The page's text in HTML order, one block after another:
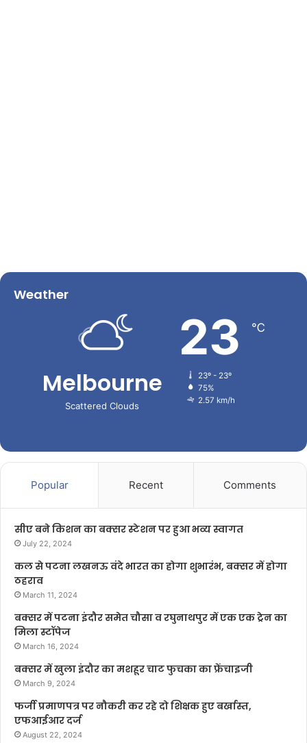
Weather
Melbourne
Scattered Clouds
23 ℃
23º - 23º
75%
2.57 km/h
Popular Recent Comments
सीए बने किशन का बक्सर स्टेशन पर हुआ भव्य स्वागत
July 22, 2024
कल से पटना लखनऊ वंदे भारत का होगा शुभारंभ, बक्सर में होगा
ठहराव
March 11, 2024
बक्सर में पटना इंदौर समेत चौसा व रघुनाथपुर में एक एक ट्रेन का
मिला स्टॉपेज
March 16, 2024
बक्सर में खुला इंदौर का मशहूर चाट फुचका का फ्रेंचाइजी
March 9, 2024
फर्जी प्रमाणपत्र पर नौकरी कर रहे दो शिक्षक हुए बर्खास्त,
एफआईआर दर्ज
August 22, 2024